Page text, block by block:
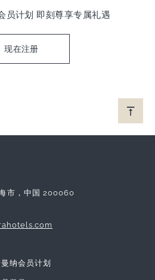
员计划 即刻尊享专属礼遇
现在注册
市，中国 200060
纳会员计划